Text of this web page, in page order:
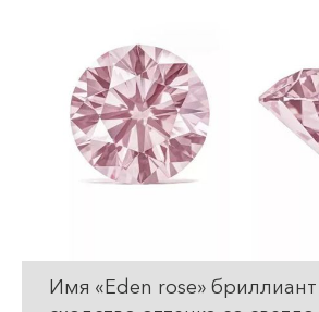
Имя «Eden rose»